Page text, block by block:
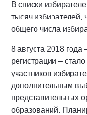
В списки
тысяч избирателей,
общего числа
8 августа 2018
регистрации –
участников
дополнительным
представительных
образований.